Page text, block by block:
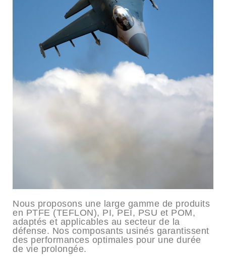
Nous proposons une large gamme de produits
en PTFE (TEFLON), PI, PEI, PSU et POM,
adaptés et applicables au secteur de la
défense. Nos composants usinés garantissent
des performances optimales pour une durée
de vie prolongée.